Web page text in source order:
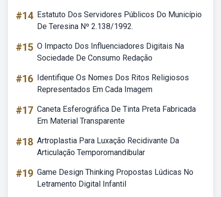
#14 Estatuto Dos Servidores Públicos Do Município
De Teresina Nº 2.138/1992.
#15 O Impacto Dos Influenciadores Digitais Na
Sociedade De Consumo Redação
#16 Identifique Os Nomes Dos Ritos Religiosos
Representados Em Cada Imagem
#17 Caneta Esferográfica De Tinta Preta Fabricada
Em Material Transparente
#18 Artroplastia Para Luxação Recidivante Da
Articulação Temporomandibular
#19 Game Design Thinking Propostas Lúdicas No
Letramento Digital Infantil